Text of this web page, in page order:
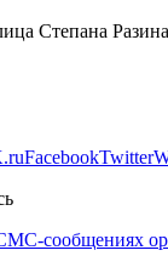
FacebookTwitter
сообщениях